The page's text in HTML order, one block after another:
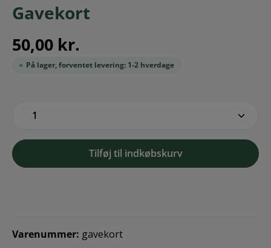
Gavekort
50,00 kr.
På lager, forventet levering: 1-2 hverdage
Tilføj til indkøbskurv
Varenummer: gavekort